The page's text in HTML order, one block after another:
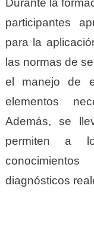
participantes
para la
las normas de
el manejo de
elementos
Además, se
permiten a
diagnósticos